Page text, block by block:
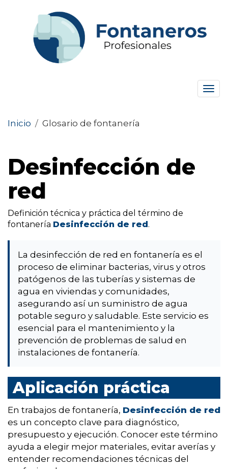
Inicio / Glosario de fontanería
Desinfección de
red
Definición técnica y práctica del término de
fontanería Desinfección de red .
La desinfección de red en fontanería es el
proceso de eliminar bacterias, virus y otros
patógenos de las tuberías y sistemas de
agua en viviendas y comunidades,
asegurando así un suministro de agua
potable seguro y saludable. Este servicio es
esencial para el mantenimiento y la
prevención de problemas de salud en
instalaciones de fontanería.
Aplicación práctica
En trabajos de fontanería, Desinfección de red
es un concepto clave para diagnóstico,
presupuesto y ejecución. Conocer este término
ayuda a elegir mejor materiales, evitar averías y
entender recomendaciones técnicas del